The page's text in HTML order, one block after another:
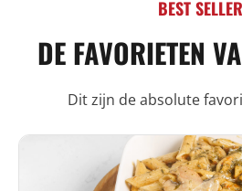
BEST
DE FAVORIETEN
Dit zijn de absolute